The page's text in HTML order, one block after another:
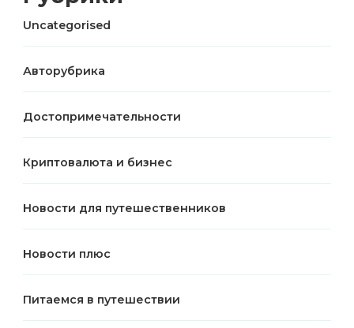
Uncategorised
Авторубрика
Достопримечательности
Криптовалюта и бизнес
Новости для путешественников
Новости плюс
Питаемся в путешествии